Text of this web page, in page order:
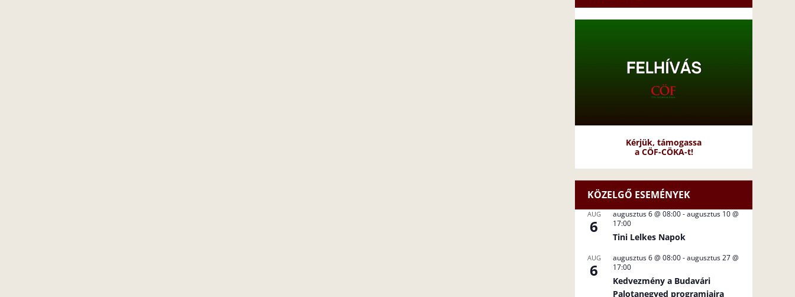
Kérjük, támogassa
a CÖF-CÖKA-t!
KÖZELGŐ ESEMÉNYEK
AUG
6
augusztus 6 @ 08:00-augusztus 10 @
17:00
Tini Lelkes Napok
AUG
6
augusztus 6 @ 08:00-augusztus 27 @
17:00
Kedvezmény a Budavári
Palotanegyed programjaira